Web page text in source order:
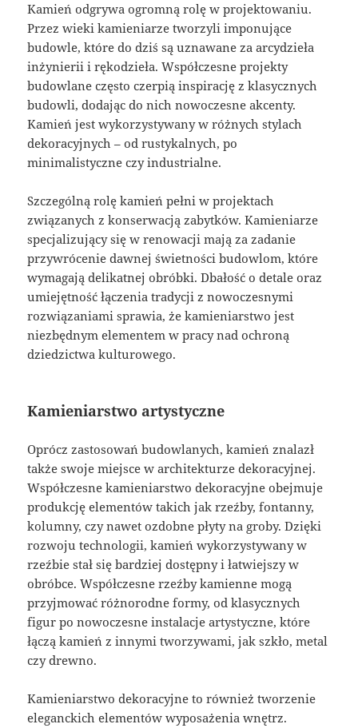
Kamień odgrywa ogromną rolę w projektowaniu.
Przez wieki kamieniarze tworzyli imponujące
budowle, które do dziś są uznawane za arcydzieła
inżynierii i rękodzieła. Współczesne projekty
budowlane często czerpią inspirację z klasycznych
budowli, dodając do nich nowoczesne akcenty.
Kamień jest wykorzystywany w różnych stylach
dekoracyjnych – od rustykalnych, po
minimalistyczne czy industrialne.
Szczególną rolę kamień pełni w projektach
związanych z konserwacją zabytków. Kamieniarze
specjalizujący się w renowacji mają za zadanie
przywrócenie dawnej świetności budowlom, które
wymagają delikatnej obróbki. Dbałość o detale oraz
umiejętność łączenia tradycji z nowoczesnymi
rozwiązaniami sprawia, że kamieniarstwo jest
niezbędnym elementem w pracy nad ochroną
dziedzictwa kulturowego.
Kamieniarstwo artystyczne
Oprócz zastosowań budowlanych, kamień znalazł
także swoje miejsce w architekturze dekoracyjnej.
Współczesne kamieniarstwo dekoracyjne obejmuje
produkcję elementów takich jak rzeźby, fontanny,
kolumny, czy nawet ozdobne płyty na groby. Dzięki
rozwoju technologii, kamień wykorzystywany w
rzeźbie stał się bardziej dostępny i łatwiejszy w
obróbce. Współczesne rzeźby kamienne mogą
przyjmować różnorodne formy, od klasycznych
figur po nowoczesne instalacje artystyczne, które
łączą kamień z innymi tworzywami, jak szkło, metal
czy drewno.
Kamieniarstwo dekoracyjne to również tworzenie
eleganckich elementów wyposażenia wnętrz.